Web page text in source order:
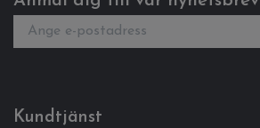
Kundtjänst